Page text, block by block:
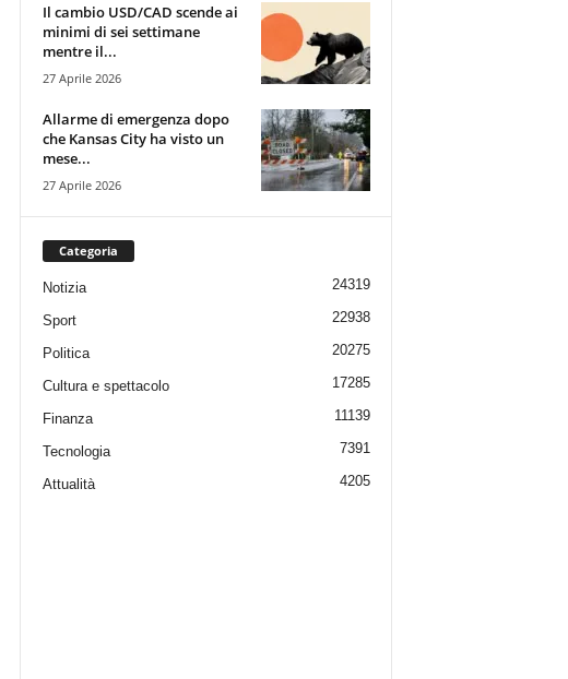
Il cambio USD/CAD scende ai
minimi di sei settimane
mentre il...
27 Aprile 2026
Allarme di emergenza dopo
che Kansas City ha visto un
mese...
27 Aprile 2026
Categoria
Notizia 24319
Sport 22938
Politica 20275
Cultura e spettacolo 17285
Finanza 11139
Tecnologia 7391
Attualità 4205